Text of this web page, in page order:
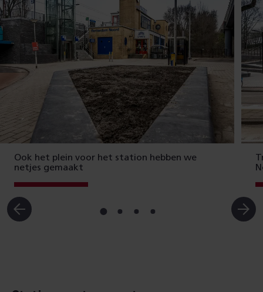
Ook het plein voor het station hebben we
netjes gemaakt
Ga
Ga
Ga
Ga